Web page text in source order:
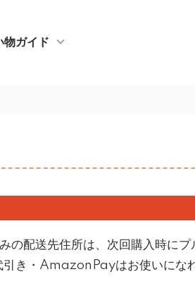
物ガイド
配送先住所は、次回購入時に
き・AmazonPayはお使いにな